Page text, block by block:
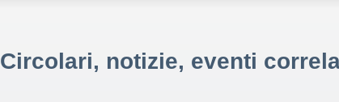
Circolari, notizie, eventi